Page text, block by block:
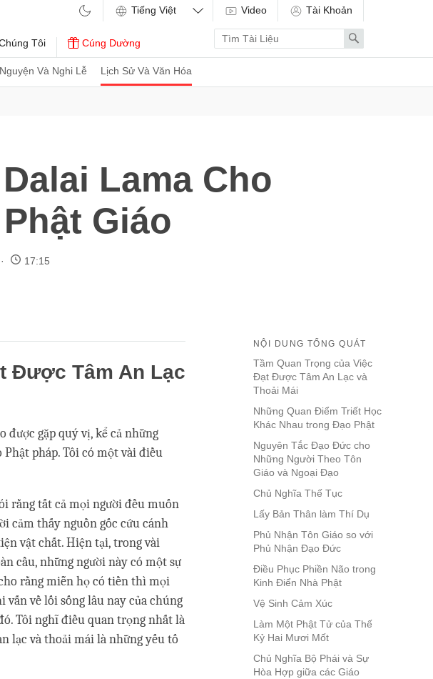
Và Nghi Lễ Lịch Sử Và Văn Hóa
Tôi Cúng Dường
Video Tài Khoản
Enter
search
term
Search
Lama Cho
Giáo
17:15
NỘI DUNG TỔNG QUÁT
Tầm Quan Trọng của Việc
Đạt Được Tâm An Lạc và
Thoải Mái
Những Quan Điểm Triết Học
Khác Nhau trong Đạo Phật
Nguyên Tắc Đạo Đức cho
Những Người Theo Tôn
Giáo và Ngoại Đạo
Chủ Nghĩa Thế Tục
Lấy Bản Thân làm Thí Dụ
Phủ Nhận Tôn Giáo so với
Phủ Nhận Đạo Đức
Điều Phục Phiền Não trong
Kinh Điển Nhà Phật
Vệ Sinh Cảm Xúc
Làm Một Phật Tử của Thế
Kỷ Hai Mươi Mốt
Chủ Nghĩa Bộ Phái và Sự
Hòa Hợp giữa các Giáo
Được Tâm An Lạc
được gặp quý vị, kể cả những
pháp. Tôi có một vài điều
rằng tất cả mọi người đều muốn
cảm thấy nguồn gốc cứu cánh
vật chất. Hiện tại, trong vài
cầu, những người này có một sự
rằng miễn họ có tiền thì mọi
vấn về lối sống lâu nay của chúng
Tôi nghĩ điều quan trọng nhất là
lạc và thoải mái là những yếu tố